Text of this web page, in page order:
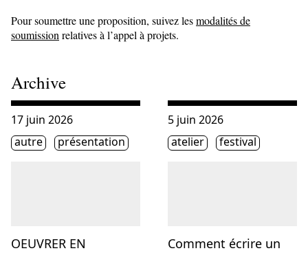
Pour soumettre une proposition, suivez lesmodalités de
soumission relatives à l’appel à projets.
Archive
OEUVRER EN
Consulter « OEUVRER EN SYNTONIE : Rencontre
17 juin 2026
Étiquette(s)
autre présentation
Comment écrire un
Consulter « Comment
5 juin 2026
Étiquette(s)
atelier festival